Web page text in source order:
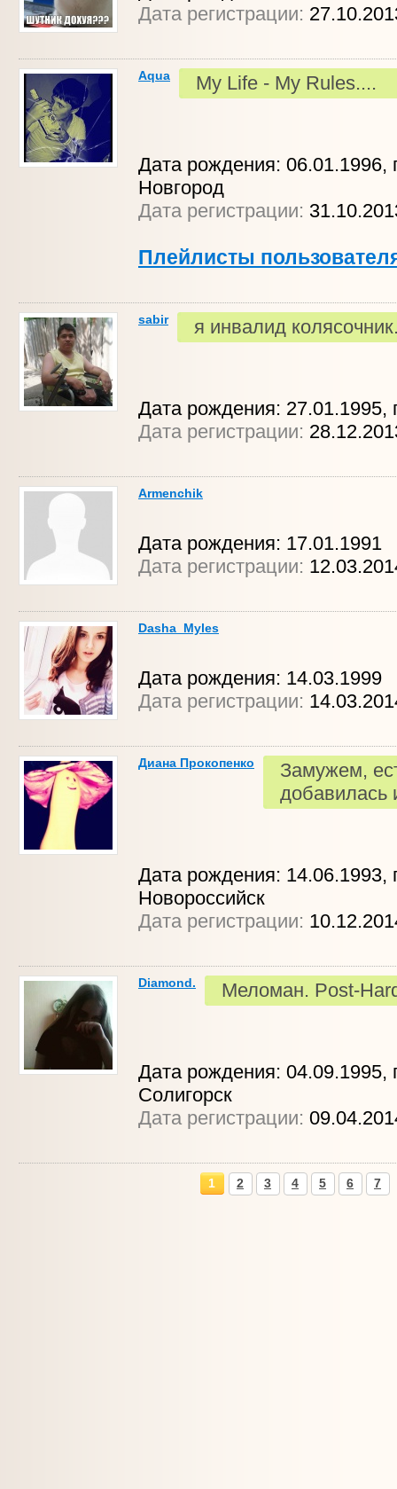
Дата регистрации:
Aqua My Life - My Rules....
Дата рождения: 06.01.1996,
Новгород
Дата регистрации:
Плейлисты
sabir я инвалид
Дата рождения: 27.01.1995,
Дата регистрации:
Armenchik
Дата рождения: 17.01.1991
Дата регистрации:
Dasha_Myles
Дата рождения: 14.03.1999
Дата регистрации:
Диана Прокопенко
Замужем,
добавилась
Дата рождения: 14.06.1993,
Новороссийск
Дата регистрации:
Diamond. Меломан. Post-
Дата рождения: 04.09.1995,
Солигорск
Дата регистрации:
1 2 3 4 5 6 7